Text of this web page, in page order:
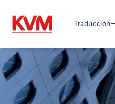
Traducción+